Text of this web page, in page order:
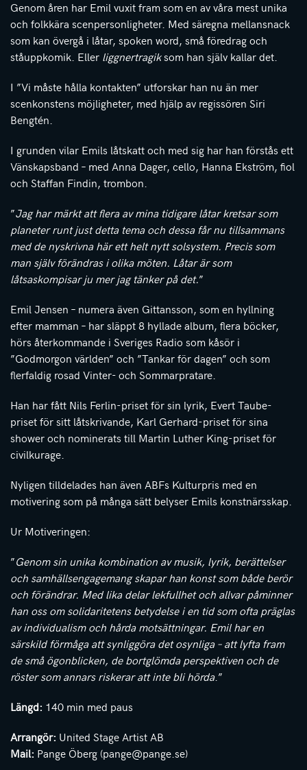
Genom åren har Emil vuxit fram som en av våra mest unika
och folkkära scenpersonligheter. Med säregna mellansnack
som kan övergå i låtar, spoken word, små föredrag och
ståuppkomik. Eller liggnertragiksom han själv kallar det.
I ”Vi måste hålla kontakten” utforskar han nu än mer
scenkonstens möjligheter, med hjälp av regissören Siri
Bengtén.
I grunden vilar Emils låtskatt och med sig har han förstås ett
Vänskapsband – med Anna Dager, cello, Hanna Ekström, fiol
och Staffan Findin, trombon.
”Jag har märkt att flera av mina tidigare låtar kretsar som
planeter runt just detta tema och dessa får nu tillsammans
med de nyskrivna här ett helt nytt solsystem. Precis som
man själv förändras i olika möten. Låtar är som
låtsaskompisar ju mer jag tänker på det.”
Emil Jensen – numera även Gittansson, som en hyllning
efter mamman – har släppt 8 hyllade album, flera böcker,
hörs återkommande i Sveriges Radio som kåsör i
”Godmorgon världen” och ”Tankar för dagen” och som
flerfaldig rosad Vinter- och Sommarpratare.
Han har fått Nils Ferlin-priset för sin lyrik, Evert Taube-
priset för sitt låtskrivande, Karl Gerhard-priset för sina
shower och nominerats till Martin Luther King-priset för
civilkurage.
Nyligen tilldelades han även ABFs Kulturpris med en
motivering som på många sätt belyser Emils konstnärsskap.
Ur Motiveringen:
”Genom sin unika kombination av musik, lyrik, berättelser
och samhällsengagemang skapar han konst som både berör
och förändrar. Med lika delar lekfullhet och allvar påminner
han oss om solidaritetens betydelse i en tid som ofta präglas
av individualism och hårda motsättningar. Emil har en
särskild förmåga att synliggöra det osynliga – att lyfta fram
de små ögonblicken, de bortglömda perspektiven och de
röster som annars riskerar att inte bli hörda.”
Längd: 140 min med paus
Arrangör: United Stage Artist AB
Mail: Pange Öberg (pange@pange.se)